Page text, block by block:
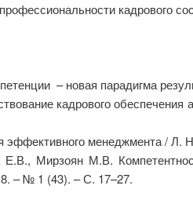
кадрового
– новая парадигма
кадрового
эффективного менеджмента /
Мирзоян М.В.
– № 1 (43). – С. 17–27.